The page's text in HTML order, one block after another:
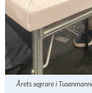
Årets segrare i